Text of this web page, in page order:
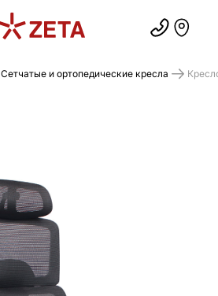
Сетчатые и ортопедические кресла